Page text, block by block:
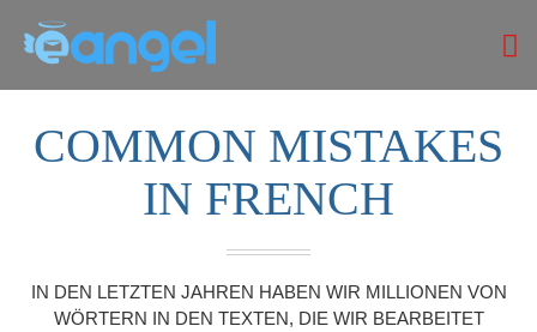
COMMON MISTAKES
IN FRENCH
IN DEN LETZTEN JAHREN HABEN WIR MILLIONEN VON
WÖRTERN IN DEN TEXTEN, DIE WIR BEARBEITET